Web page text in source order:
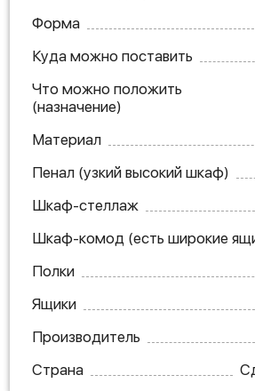
Форма
Куда можно поставить
Что можно положить
(назначение)
Материал
Пенал (узкий высокий шкаф)
Шкаф-стеллаж
Шкаф-комод (есть широкие
Полки
Ящики
Производитель
Страна